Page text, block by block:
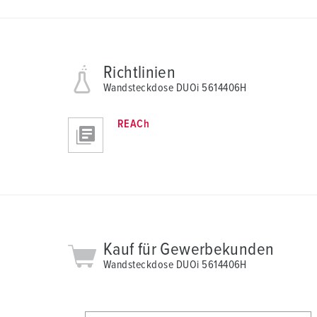
Richtlinien
Wandsteckdose DUOi 5614406H
REACh
Kauf für Gewerbekunden
Wandsteckdose DUOi 5614406H